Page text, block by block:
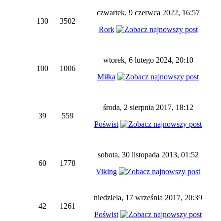
130 3502
czwartek, 9 czerwca 2022, 16:57
Rork
100 1006
wtorek, 6 lutego 2024, 20:10
Miłka
39 559
środa, 2 sierpnia 2017, 18:12
Poświst
60 1778
sobota, 30 listopada 2013, 01:52
Viking
42 1261
niedziela, 17 września 2017, 20:39
Poświst